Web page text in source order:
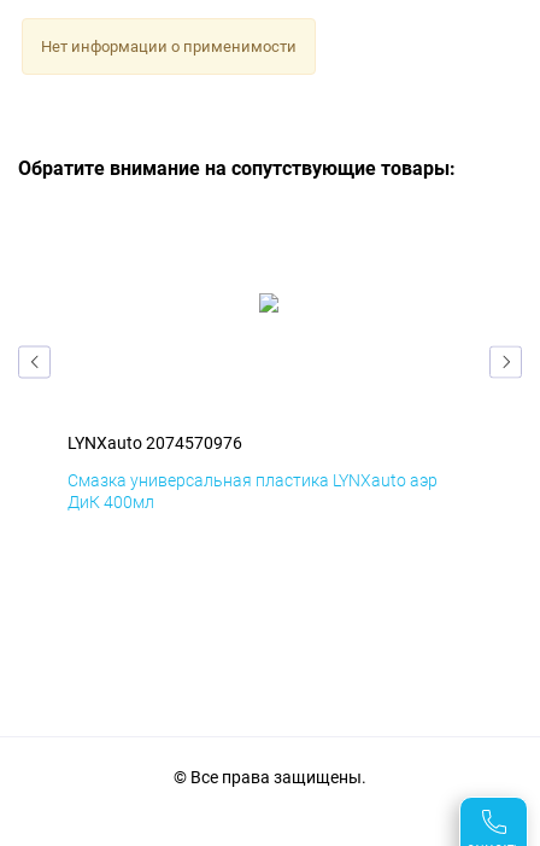
Нет информации о применимости
Обратите внимание на сопутствующие товары:
LYNXauto 2074570976
Смазка универсальная пластика LYNXauto аэр
ДиК 400мл
© Все права защищены.